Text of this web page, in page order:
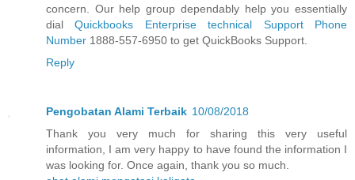
concern. Our help group dependably help you essentially
dialQuickbooks Enterprise technical Support Phone
Number 1888-557-6950 to get QuickBooks Support.
Reply
Pengobatan Alami Terbaik 10/08/2018
Thank you very much for sharing this very useful
information, I am very happy to have found the information I
was looking for. Once again, thank you so much.